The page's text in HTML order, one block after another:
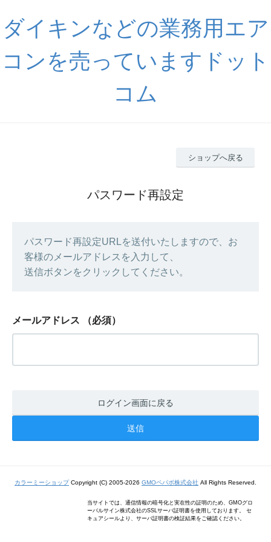
ダイキンなどの業務用エア
コンを売っていますドット
コム
ショップへ戻る
パスワード再設定
パスワード再設定URLを送付いたしますので、お
客様のメールアドレスを入力して、
送信ボタンをクリックしてください。
メールアドレス （必須）
ログイン画面に戻る
カラーミーショップCopyright (C) 2005-2026 GMOペパボ株式会社 All Rights Reserved.
当サイトでは、通信情報の暗号化と実在性の証明のため、GMOグロ
ーバルサイン株式会社のSSLサーバ証明書を使用しております。 セ
キュアシールより、サーバ証明書の検証結果をご確認ください。